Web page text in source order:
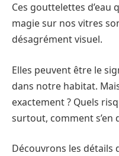
Ces gouttelettes
magie sur nos vitres
désagrément visuel.
Elles peuvent être le
dans notre habitat.
exactement ? Quels
surtout, comment s’en
Découvrons les détails